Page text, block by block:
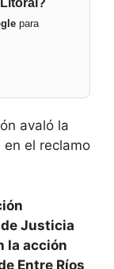
para
avaló la
en el reclamo
Justicia
la acción
Entre Ríos